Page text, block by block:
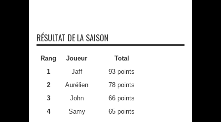
RÉSULTAT DE LA SAISON
Rang Joueur
Total
1
Jaff
93 points
2
Aurélien
78 points
3
John
66 points
4
Samy
65 points